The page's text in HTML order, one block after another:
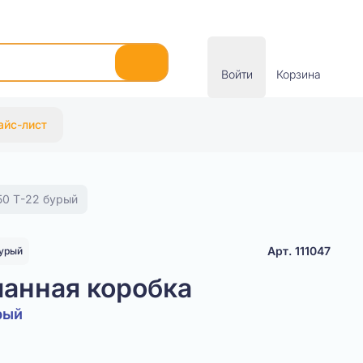
Войти Корзина
лист
Т-22 бурый
Арт. 111047
коробка